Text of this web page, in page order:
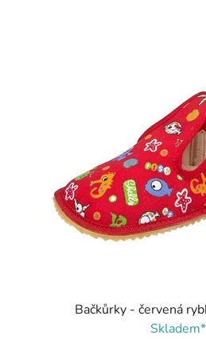
Bačkůrky - červená
Skladem*